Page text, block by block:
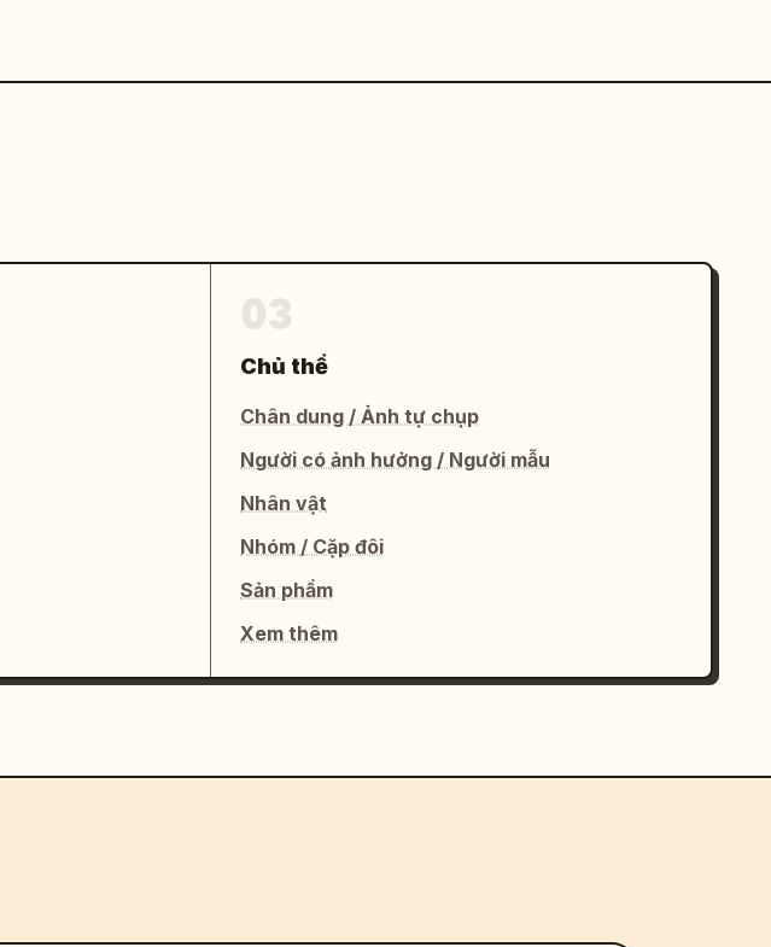
Chủ thể
Chân dung / Ảnh tự chụp
Người có ảnh hưởng / Người mẫu
Nhân vật
Nhóm / Cặp đôi
Sản phẩm
Xem thêm